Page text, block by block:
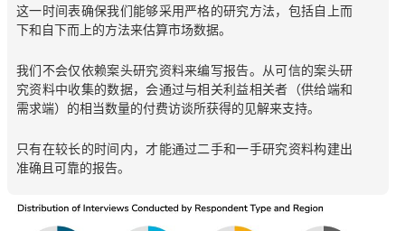
这一时间表确保我们能够采用严格的研究方法，包括自上而
下和自下而上的方法来估算市场数据。
我们不会仅依赖案头研究资料来编写报告。从可信的案头研
究资料中收集的数据，会通过与相关利益相关者（供给端和
需求端）的相当数量的付费访谈所获得的见解来支持。
只有在较长的时间内，才能通过二手和一手研究资料构建出
准确且可靠的报告。